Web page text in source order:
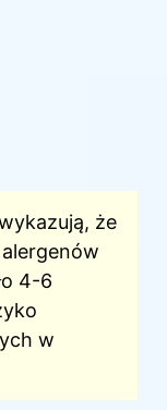
że
4-6
w